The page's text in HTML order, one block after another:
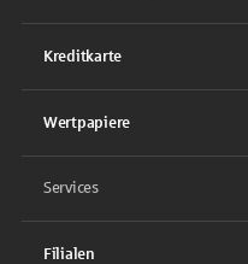
Kreditkarte
Wertpapiere
Services
Filialen